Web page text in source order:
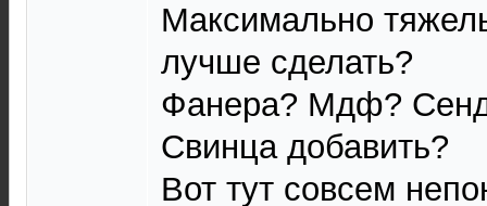
Максимально
лучше сделать?
Фанера? Мдф?
Свинца добавить?
Вот тут совсем